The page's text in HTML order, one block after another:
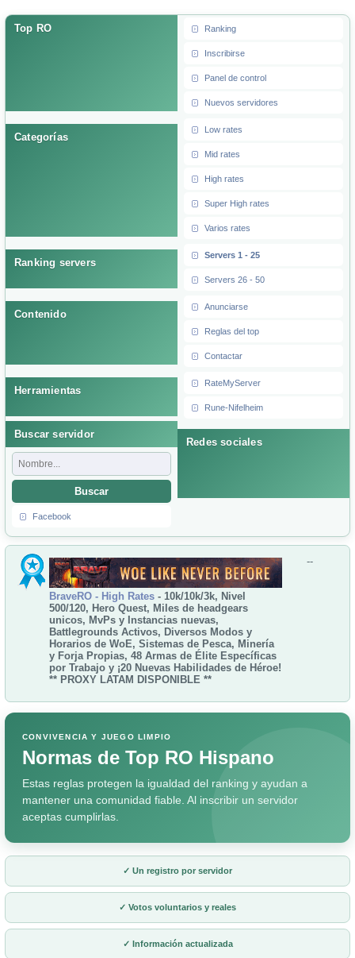
Top RO Ranking
Inscribirse
Panel de control
Nuevos servidores
Categorías
Low rates
Mid rates
High rates
Super High rates
Varios rates
Ranking servers
Servers 1 - 25
Servers 26 - 50
Contenido
Anunciarse
Reglas del top
Contactar
Herramientas
RateMyServer
Rune-Nifelheim
Buscar servidor
Buscar
Redes sociales
Facebook
BraveRO - High Rates - 10k/10k/3k, Nivel
500/120, Hero Quest, Miles de headgears
unicos, MvPs y Instancias nuevas,
Battlegrounds Activos, Diversos Modos y
Horarios de WoE, Sistemas de Pesca, Minería
y Forja Propias, 48 Armas de Élite Específicas
por Trabajo y ¡20 Nuevas Habilidades de Héroe!
** PROXY LATAM DISPONIBLE **
--
CONVIVENCIA Y JUEGO LIMPIO
Normas de Top RO Hispano
Estas reglas protegen la igualdad del ranking y ayudan a
mantener una comunidad fiable. Al inscribir un servidor
aceptas cumplirlas.
✓ Un registro por servidor
✓ Votos voluntarios y reales
✓ Información actualizada